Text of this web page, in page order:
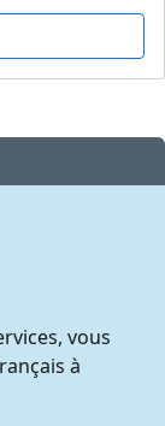
vous
à